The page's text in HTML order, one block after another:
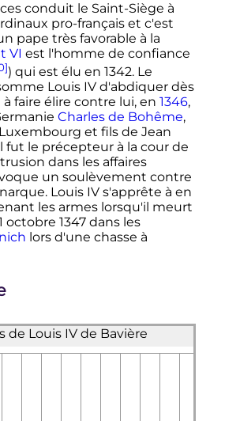
conduit le Saint-Siège à
pro-français et c'est
pape très favorable à la
VI est l'homme de confiance
) qui est élu en 1342. Le
Louis IVd'abdiquer dès
faire élire contre lui, en 1346,
Charles de Bohême,
et fils de Jean
fut le précepteur à la cour de
dans les affaires
un soulèvement contre
Louis IVs'apprête à en
les armes lorsqu'il meurt
octobre 1347dans les
lors d'une chasse à
de Louis IV de Bavière